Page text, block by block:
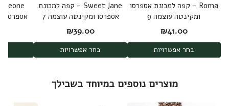
Roma - קפה למכונת אספרסו
ומקינטה עוצמה 9
₪41.00
בחר אפשרויות
Sweet Jane - קפה למכונת
אספרסו ומקינטה עוצמה 7
₪39.00
בחר אפשרויות
אספרסו
מוצרים נוספים במיוחד בשבילך